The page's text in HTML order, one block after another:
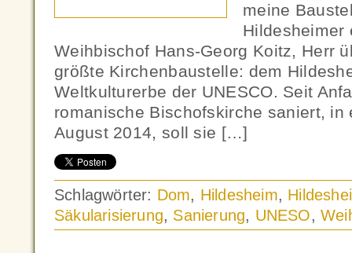
meine
Hildesheimer
Weihbischof Hans-Georg Koitz, Herr
größte Kirchenbaustelle: dem
Weltkulturerbe der UNESCO. Seit
romanische Bischofskirche saniert, in
August 2014, soll sie […]
Schlagwörter: Dom, Hildesheim,
Säkularisierung, Sanierung, UNESO,